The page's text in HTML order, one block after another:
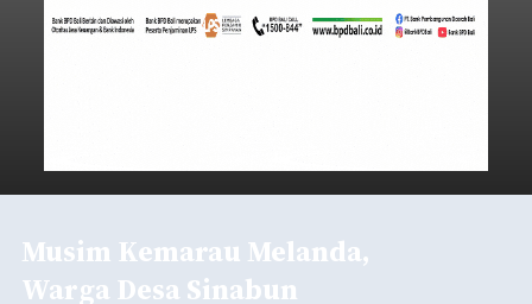
Musim Kemarau Melanda,
Warga Desa Sinabun